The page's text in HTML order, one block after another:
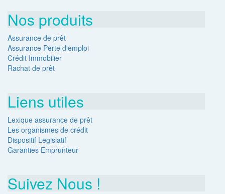
Nos produits
Assurance de prêt
Assurance Perte d'emploi
Crédit Immobilier
Rachat de prêt
Liens utiles
Lexique assurance de prêt
Les organismes de crédit
Dispositif Legislatif
Garanties Emprunteur
Suivez Nous !